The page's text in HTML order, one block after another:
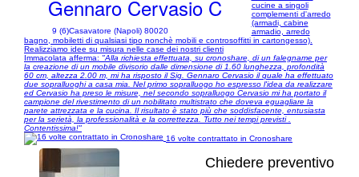
Gennaro Cervasio C
9 (6)Casavatore (Napoli) 80020
cucine a singoli
complementi d'arredo
(armadi, cabine
armadio, arredo
bagno, mobiletti di qualsiasi tipo nonchè mobili e controsoffitti in cartongesso).
Realizziamo idee su misura nelle case dei nostri clienti
Immacolata afferma: "Alla richiesta effettuata, su cronoshare, di un falegname per
la creazione di un mobile divisorio dalle dimensione di 1.60 lunghezza, profondità
60 cm, altezza 2.00 m, mi ha risposto il Sig. Gennaro Cervasio il quale ha effettuato
due sopralluoghi a casa mia. Nel primo sopralluogo ho espresso l'idea da realizzare
ed Cervasio ha preso le misure, nel secondo sopralluogo Cervasio mi ha portato il
campione del rivestimento di un nobilitato multistrato che doveva eguagliare la
parete attrezzata e la cucina. Il risultato è stato più che soddisfacente, entusiasta
per la serietà, la professionalità e la correttezza. Tutto nei tempi previsti .
Contentissima!"
16 volte contrattato in Cronoshare
Chiedere preventivo